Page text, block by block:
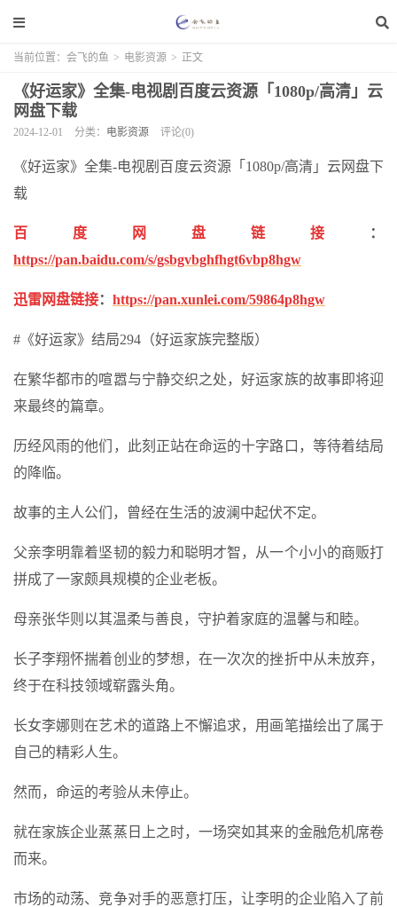
当前位置： 会飞的鱼 > 电影资源 > 正文
《好运家》全集-电视剧百度云资源「1080p/高清」云
网盘下载
2024-12-01 分类： 电影资源 评论(0)
《好运家》全集-电视剧百度云资源「1080p/高清」云网盘下
载
百度网盘链接
：
https://pan.baidu.com/s/gsbgvbghfhgt6vbp8hgw
迅雷网盘链接： https://pan.xunlei.com/59864p8hgw
#《好运家》结局294（好运家族完整版）
在繁华都市的喧嚣与宁静交织之处，好运家族的故事即将迎
来最终的篇章。
历经风雨的他们，此刻正站在命运的十字路口，等待着结局
的降临。
故事的主人公们，曾经在生活的波澜中起伏不定。
父亲李明靠着坚韧的毅力和聪明才智，从一个小小的商贩打
拼成了一家颇具规模的企业老板。
母亲张华则以其温柔与善良，守护着家庭的温馨与和睦。
长子李翔怀揣着创业的梦想，在一次次的挫折中从未放弃，
终于在科技领域崭露头角。
长女李娜则在艺术的道路上不懈追求，用画笔描绘出了属于
自己的精彩人生。
然而，命运的考验从未停止。
就在家族企业蒸蒸日上之时，一场突如其来的金融危机席卷
而来。
市场的动荡、竞争对手的恶意打压，让李明的企业陷入了前